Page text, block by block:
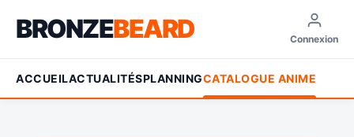
BRONZEBEARD Connexion
ACCUEILACTUALITÉSPLANNINGCATALOGUE ANIME